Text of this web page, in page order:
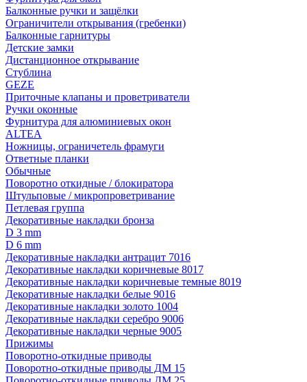
Балконные ручки и защёлки
Ограничители открывания (гребенки)
Балконные гарнитуры
Детские замки
Дистанционное открывание
Стублина
GEZE
Приточные клапаны и проветриватели
Ручки оконные
Фурнитура для алюминиевых окон
ALTEA
Ножницы, ограничетель фрамуги
Ответные планки
Обычные
Поворотно откидные / блокиратора
Штульповые / микропроветривание
Петлевая группа
Декоративные накладки бронза
D 3 mm
D 6 mm
Декоративные накладки антрацит 7016
Декоративные накладки коричневые 8017
Декоративные накладки коричневые темные 8019
Декоративные накладки белые 9016
Декоративные накладки золото 1004
Декоративные накладки серебро 9006
Декоративные накладки черные 9005
Прижимы
Поворотно-откидные приводы
Поворотно-откидные приводы ДМ 15